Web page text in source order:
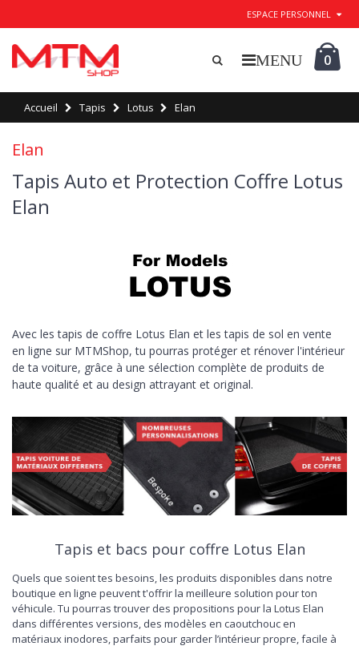
ESPACE PERSONNEL
0
Accueil Tapis Lotus Elan
Elan
Tapis Auto et Protection Coffre Lotus
Elan
Avec les tapis de coffre Lotus Elan et les tapis de sol en vente
en ligne sur MTMShop, tu pourras protéger et rénover l'intérieur
de ta voiture, grâce à une sélection complète de produits de
haute qualité et au design attrayant et original.
Tapis et bacs pour coffre Lotus Elan
Quels que soient tes besoins, les produits disponibles dans notre
boutique en ligne peuvent t'offrir la meilleure solution pour ton
véhicule. Tu pourras trouver des propositions pour la Lotus Elan
dans différentes versions, des modèles en caoutchouc en
matériaux inodores, parfaits pour garder l’intérieur propre, facile à